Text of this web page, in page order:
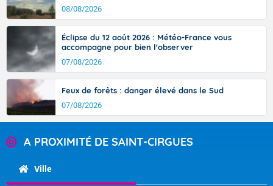
08/08/2026
Éclipse du 12 août 2026 : Météo-France vous
accompagne pour bien l'observer
07/08/2026
Feux de forêts : danger élevé dans le Sud
07/08/2026
A PROXIMITÉ DE SAINT-CIRGUES
Ville